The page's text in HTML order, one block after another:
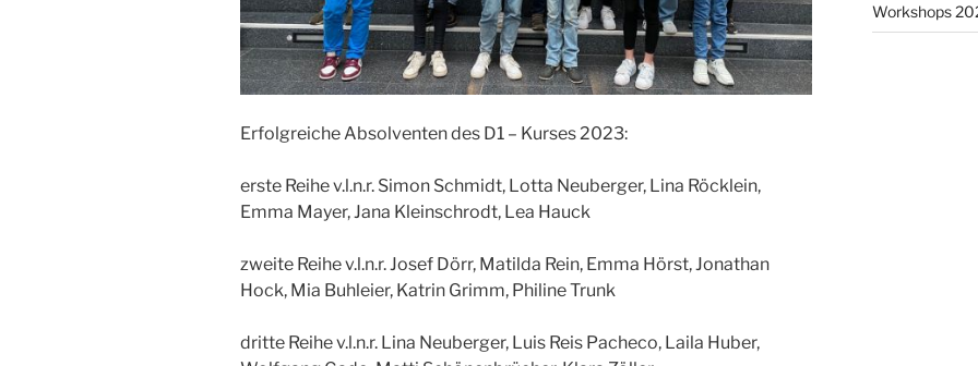
Erfolgreiche Absolventen des D1 – Kurses 2023:
erste Reihe v.l.n.r. Simon Schmidt, Lotta Neuberger, Lina Röcklein,
Emma Mayer, Jana Kleinschrodt, Lea Hauck
zweite Reihe v.l.n.r. Josef Dörr, Matilda Rein, Emma Hörst, Jonathan
Hock, Mia Buhleier, Katrin Grimm, Philine Trunk
dritte Reihe v.l.n.r. Lina Neuberger, Luis Reis Pacheco, Laila Huber,
Workshops